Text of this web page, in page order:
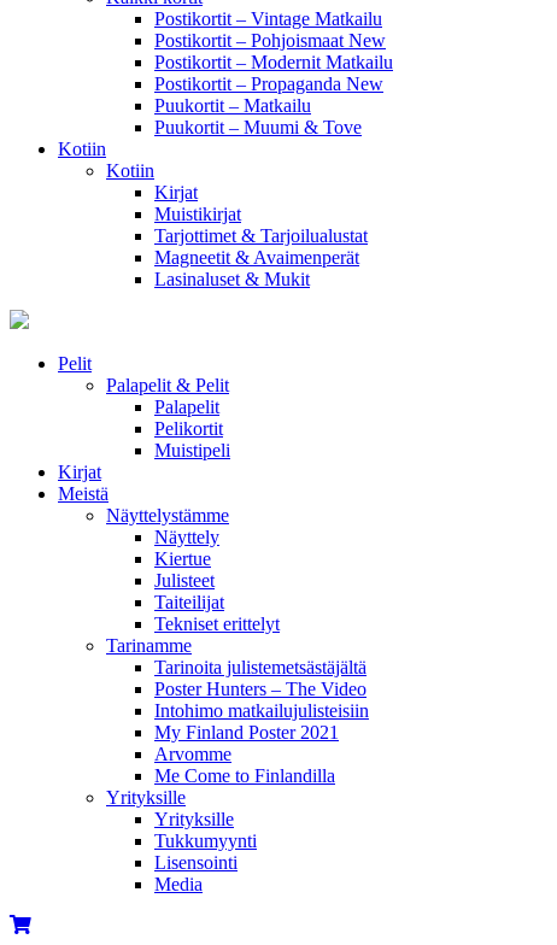
Postikortit – Vintage Matkailu
Postikortit – Pohjoismaat New
Postikortit – Modernit Matkailu
Postikortit – Propaganda New
Puukortit – Matkailu
Puukortit – Muumi & Tove
Kotiin
Kotiin
Kirjat
Muistikirjat
Tarjottimet & Tarjoilualustat
Magneetit & Avaimenperät
Lasinaluset & Mukit
Pelit
Palapelit & Pelit
Palapelit
Pelikortit
Muistipeli
Kirjat
Meistä
Näyttelystämme
Näyttely
Kiertue
Julisteet
Taiteilijat
Tekniset erittelyt
Tarinamme
Tarinoita julistemetsästäjältä
Poster Hunters – The Video
Intohimo matkailujulisteisiin
My Finland Poster 2021
Arvomme
Me Come to Finlandilla
Yrityksille
Yrityksille
Tukkumyynti
Lisensointi
Media